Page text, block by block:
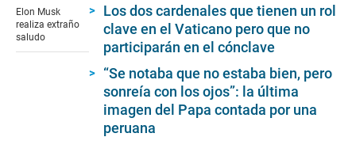
of
1
minute,
Elon Musk
realiza extraño
saludo
Los dos cardenales que tienen un rol
clave en el Vaticano pero que no
participarán en el cónclave
“Se notaba que no estaba bien, pero
sonreía con los ojos”: la última
imagen del Papa contada por una
peruana